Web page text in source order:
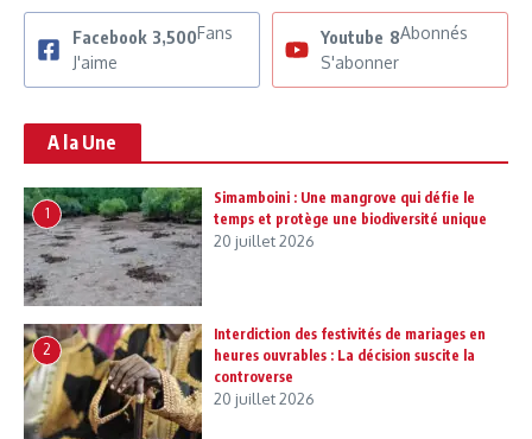
Facebook 3,500Fans
J'aime
Youtube 8Abonnés
S'abonner
A la Une
1
Simamboini : Une mangrove qui défie le
temps et protège une biodiversité unique
20 juillet 2026
2
Interdiction des festivités de mariages en
heures ouvrables : La décision suscite la
controverse
20 juillet 2026